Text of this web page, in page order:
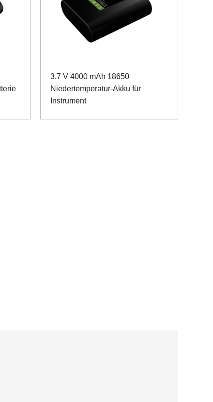
3.7 V 4000 mAh 18650
Niedertemperatur-Akku für
Instrument